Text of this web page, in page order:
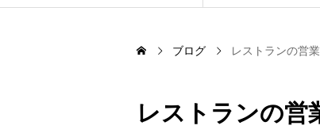
ブログ レストランの営
レストランの営